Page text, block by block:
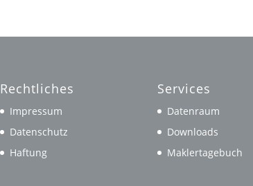
Rechtliches
Impressum
Datenschutz
Haftung
Services
Datenraum
Downloads
Maklertagebuch